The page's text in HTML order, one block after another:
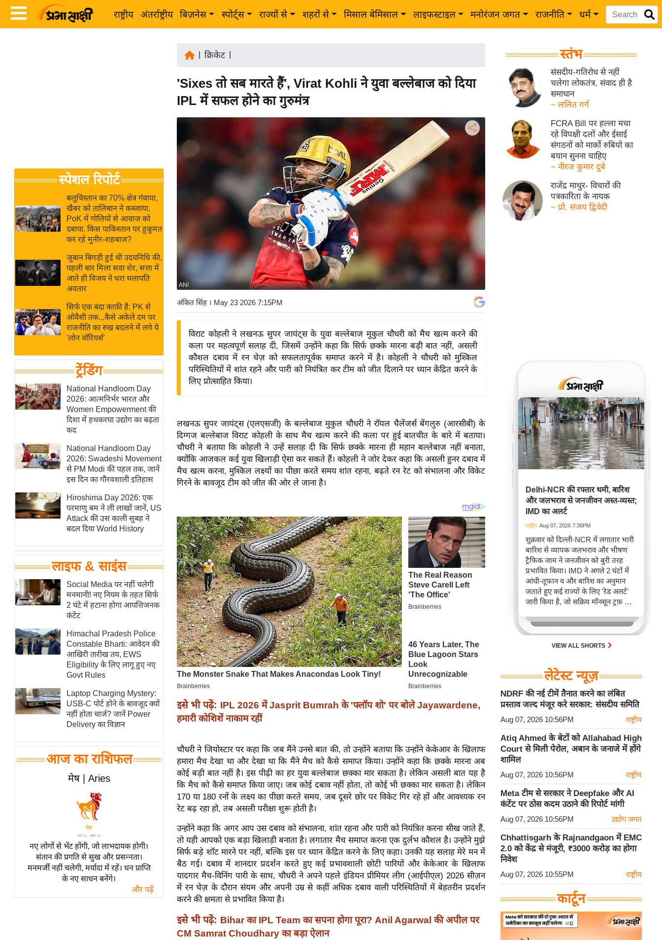
राष्ट्रीय अंतर्राष्ट्रीय बिज़नेस स्पोर्ट्स राज्यों से शहरों से मिसाल बेमिसाल लाइफस्टाइल मनोरंजन जगत राजनीति धर्म
Breaking
News in
Hindi
Hindi
Videos
जगत
राय
बजट
IPL
2026
ई-पेपर
मिसाल बेमिसाल
शख्सियत
यंग इंडिया
साहित्य जगत
ऑटो वर्ल्ड
न्यूज ब्रीफ
मनोरंजन जगत
बॉलीवुड
हॉलीवुड
फिल्म समीक्षा
Breaking
News
लाइफस्टाइल
टेक्नॉलॉजी
घरेलू नुस्खे
पर्यटन स्थल
फिटनेस मंत्रा
रिलेशनशिप
राजनीति
विश्लेषण
समसामयिक
मातृभूमि
एम.
आर.
आई.
समीक्षा
धर्म
ज्योतिष
त्योहार
राशिफल
विशेष
स्पेशल रिपोर्ट
बलूचिस्तान का 70% क्षेत्र गंवाया,
खैबर को तालिबान ने कब्जाया,
PoK में गोलियों से आवाज को
दबाया, किस पाकिस्तान पर हुकूमत
कर रहे मुनीर-शहबाज?
जुबान बिगड़ी हुई थी उदयनिधि की,
पहली बार मिला सवा शेर, सत्ता में
आते ही विजय ने धरा थलापति
अवतार
सिर्फ एक बंदा काफ़ी है: PK से
ओवैसी तक...कैसे अकेले दम पर
राजनीति का रुख बदलने में लगे ये
'लोन वॉरियर्स'
ट्रेंडिंग
National Handloom Day
2026: आत्मनिर्भर भारत और
Women Empowerment की
दिशा में हथकरघा उद्योग का बढ़ता
कद
National Handloom Day
2026: Swadeshi Movement
से PM Modi की पहल तक, जानें
इस दिन का गौरवशाली इतिहास
Hiroshima Day 2026: एक
परमाणु बम ने ली लाखों जानें, US
Attack की उस काली सुबह ने
बदल दिया World History
लाइफ & साइंस
Social Media पर नहीं चलेगी
मनमानी! नए नियम के तहत सिर्फ
2 घंटे में हटाना होगा आपत्तिजनक
कंटेंट
Himachal Pradesh Police
Constable Bharti: आवेदन की
आखिरी तारीख तय, EWS
Eligibility के लिए लागू हुए नए
Govt Rules
Laptop Charging Mystery:
USB-C पोर्ट होने के बावजूद क्यों
नहीं होता चार्ज? जानें Power
Delivery का विज्ञान
आज का राशिफल
मेष | Aries
नए लोगों से भेंट होंगी, जो लाभदायक होगी।
संतान की प्रगति से सुख और प्रसन्नता।
मनमर्जी नहीं चलेगी, मर्यादा में रहें। धन प्राप्ति
के नए साधन बनेंगे।
और पढ़ें
क्रिकेट|
'Sixes तो सब मारते हैं', Virat Kohli ने युवा बल्लेबाज को दिया
IPL में सफल होने का गुरुमंत्र
ANI
अंकित सिंह। May 23 2026 7:15PM
विराट कोहली ने लखनऊ सुपर जायंट्स के युवा बल्लेबाज मुकुल चौधरी को मैच खत्म करने की
कला पर महत्वपूर्ण सलाह दी, जिसमें उन्होंने कहा कि सिर्फ छक्के मारना बड़ी बात नहीं, असली
कौशल दबाव में रन चेज़ को सफलतापूर्वक समाप्त करने में है। कोहली ने चौधरी को मुश्किल
परिस्थितियों में शांत रहने और पारी को नियंत्रित कर टीम को जीत दिलाने पर ध्यान केंद्रित करने के
लिए प्रोत्साहित किया।
लखनऊ सुपर जायंट्स (एलएसजी) के बल्लेबाज मुकुल चौधरी ने रॉयल चैलेंजर्स बेंगलुरु (आरसीबी) के
दिग्गज बल्लेबाज विराट कोहली के साथ मैच खत्म करने की कला पर हुई बातचीत के बारे में बताया।
चौधरी ने बताया कि कोहली ने उन्हें सलाह दी कि सिर्फ छक्के मारना ही महान बल्लेबाज नहीं बनाता,
क्योंकि आजकल कई युवा खिलाड़ी ऐसा कर सकते हैं। कोहली ने जोर देकर कहा कि असली हुनर ​​दबाव में
मैच खत्म करना, मुश्किल लक्ष्यों का पीछा करते समय शांत रहना, बढ़ते रन रेट को संभालना और विकेट
गिरने के बावजूद टीम को जीत की ओर ले जाना है।
इसे भी पढ़ें: IPL 2026 में Jasprit Bumrah के 'फ्लॉप शो' पर बोले Jayawardene,
हमारी कोशिशें नाकाम रहीं
चौधरी ने जियोस्टार पर कहा कि जब मैंने उनसे बात की, तो उन्होंने बताया कि उन्होंने केकेआर के खिलाफ
हमारा मैच देखा था और देखा था कि मैंने मैच को कैसे समाप्त किया। उन्होंने कहा कि छक्के मारना अब
कोई बड़ी बात नहीं है। इस पीढ़ी का हर युवा बल्लेबाज छक्का मार सकता है। लेकिन असली बात यह है
कि मैच को कैसे समाप्त किया जाए। जब ​​कोई दबाव नहीं होता, तो कोई भी छक्का मार सकता है। लेकिन
170 या 180 रनों के लक्ष्य का पीछा करते समय, जब दूसरे छोर पर विकेट गिर रहे हों और आवश्यक रन
रेट बढ़ रहा हो, तब असली परीक्षा शुरू होती है।
उन्होंने कहा कि अगर आप उस दबाव को संभालना, शांत रहना और पारी को नियंत्रित करना सीख जाते हैं,
तो यही आपको एक बड़ा खिलाड़ी बनाता है। लगातार मैच समाप्त करना एक दुर्लभ कौशल है। उन्होंने मुझे
सिर्फ बड़े शॉट मारने पर नहीं, बल्कि इस पर ध्यान केंद्रित करने के लिए कहा। उनकी यह सलाह मेरे मन में
बैठ गई। दबाव में शानदार प्रदर्शन करते हुए कई प्रभावशाली छोटी पारियों और केकेआर के खिलाफ
यादगार मैच-विनिंग पारी के साथ, चौधरी ने अपने पहले इंडियन प्रीमियर लीग (आईपीएल) 2026 सीज़न
में रन चेज़ के दौरान संयम और अपनी उम्र से कहीं अधिक दबाव वाली परिस्थितियों में बेहतरीन प्रदर्शन
करने की क्षमता से प्रभावित किया है।
इसे भी पढ़ें: Bihar का IPL Team का सपना होगा पूरा? Anil Agarwal की अपील पर
CM Samrat Choudhary का बड़ा ऐलान
स्तंभ
संसदीय-गतिरोध से नहीं
चलेगा लोकतंत्र, संवाद ही है
समाधान
~ ललित गर्ग
FCRA Bill पर हल्ला मचा
रहे विपक्षी दलों और ईसाई
संगठनों को मार्को रुबियो का
बयान सुनना चाहिए
~ नीरज कुमार दुबे
राजेंद्र माथुर- विचारों की
पत्रकारिता के नायक
~ प्रो. संजय द्विवेदी
Delhi-NCR की रफ्तार थमी, बारिश
और जलभराव से जनजीवन अस्त-व्यस्त;
IMD का अलर्ट
राष्ट्रीय Aug 07, 2026 7:36PM
शुक्रवार को दिल्ली-NCR में लगातार भारी
बारिश से व्यापक जलभराव और भीषण
ट्रैफिक जाम ने जनजीवन को बुरी तरह
प्रभावित किया। IMD ने अगले 2 घंटों में
आंधी-तूफान व और बारिश का अनुमान
जताते हुए कई राज्यों के लिए 'रेड अलर्ट'
जारी किया है, जो सक्रिय मॉनसून ट्रफ़ और
जिससे यातायात बाधित होने के साथ-साथ
सफदरजंग अस्पताल में भी जलभराव की
स्थिति बनी।VIEW ALL SHORTS
लेटेस्ट न्यूज़
NDRF की नई टीमें तैनात करने का लंबित
प्रस्ताव जल्द मंजूर करे सरकार: संसदीय समिति
Aug 07, 2026 10:56PM राष्ट्रीय
Atiq Ahmed के बेटों को Allahabad High
Court से मिली पेरोल, अबान के जनाजे में होंगे
शामिल
Aug 07, 2026 10:56PM राष्ट्रीय
Meta टीम से सरकार ने Deepfake और AI
कंटेंट पर ठोस कदम उठाने की रिपोर्ट मांगी
Aug 07, 2026 10:56PM उद्योग जगत
Chhattisgarh के Rajnandgaon में EMC
2.0 को केंद्र से मंजूरी, ₹3000 करोड़ का होगा
निवेश
Aug 07, 2026 10:55PM राष्ट्रीय
कार्टून